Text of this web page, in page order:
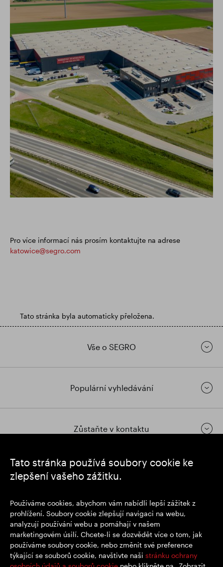
Tato stránka používá soubory cookie ke
zlepšení vašeho zážitku.
Používáme cookies, abychom vám nabídli lepší zážitek z
prohlížení. Soubory cookie zlepšují navigaci na webu,
analyzují používání webu a pomáhají v našem
marketingovém úsilí. Chcete-li se dozvědět více o tom, jak
používáme soubory cookie, nebo změnit své preference
týkající se souborů cookie, navštivte naši stránku ochrany
Pro více informací nás prosím kontaktujte na adrese
katowice@segro.com
Tato stránka byla automaticky přeložena.
Vše o SEGRO
Populární vyhledávání
Zůstaňte v kontaktu
https://www.linkedin.com/
https://www.youtube.com/
https://twitter.com/
Sídlo: 1 New Burlington Place, Londýn W1S 2HR
Registrační číslo Spojeného království 167591
Místo registrace: Anglie a Wales
© SEGRO 2022